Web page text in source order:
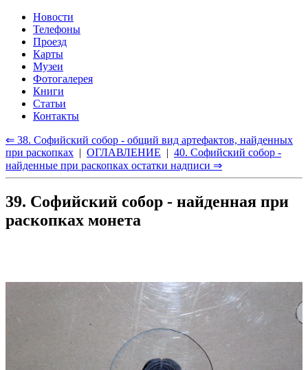
Новости
Телефоны
Проезд
Карты
Музеи
Фотогалерея
Книги
Статьи
Контакты
⇐ 38. Софийский собор - общий вид артефактов, найденных
при раскопках | ОГЛАВЛЕНИЕ | 40. Софийский собор -
найденные при раскопках остатки надписи ⇒
39. Софийский собор - найденная при
раскопках монета